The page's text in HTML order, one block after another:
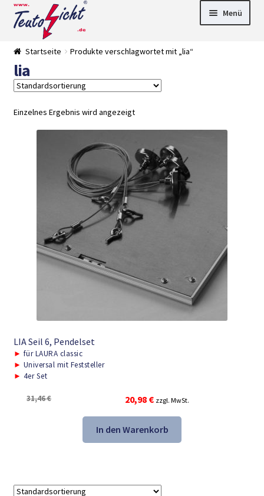
Zur
Navigation
springen
Springe
zum
Menü
►
Startseite Produkte verschlagwortet mit „lia“
lia
Einzelnes Ergebnis wird angezeigt
LIA Seil 6, Pendelset
► für LAURA classic
► Universal mit Feststeller
► 4er Set
31,46€
Ursprünglicher
Preis
war:
31,46 €
20,98 €Aktueller
Preis
ist:
20,98 €.
zzgl. MwSt.
In den Warenkorb